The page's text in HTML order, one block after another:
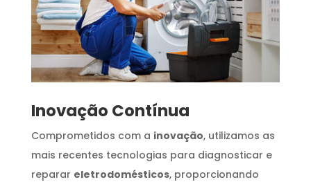
Inovação Contínua
Comprometidos com a inovação, utilizamos as
mais recentes tecnologias para diagnosticar e
reparar eletrodomésticos, proporcionando